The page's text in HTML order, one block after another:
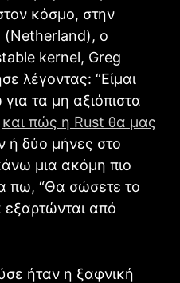
κόσμο, στην
(Netherland), ο
kernel, Greg
λέγοντας: “Είμαι
τα μη αξιόπιστα
και πώς η Rust θα μας
ή δύο μήνες στο
μια ακόμη πιο
πω, “Θα σώσετε το
από
ήταν η ξαφνική